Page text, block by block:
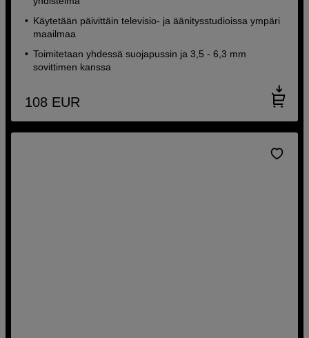
Käytetään päivittäin televisio- ja äänitysstudioissa ympäri
maailmaa
Toimitetaan yhdessä suojapussin ja 3,5 - 6,3 mm
sovittimen kanssa
108 EUR